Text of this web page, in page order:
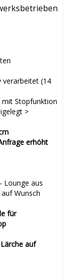
verarbeitet (14
mit Stopfunktion
>
erhöht
Lounge aus
Wunsch
für
auf